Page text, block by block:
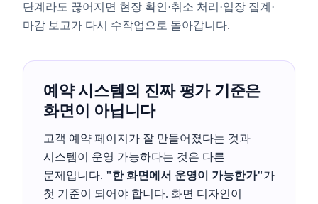
단계라도 끊어지면 현장 확인·취소 처리·입장 집계·
마감 보고가 다시 수작업으로 돌아갑니다.
예약 시스템의 진짜 평가 기준은
화면이 아닙니다
고객 예약 페이지가 잘 만들어졌다는 것과
시스템이 운영 가능하다는 것은 다른
문제입니다. "한 화면에서 운영이 가능한가"가
첫 기준이 되어야 합니다. 화면 디자인이